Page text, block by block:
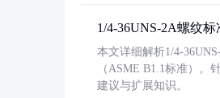
1/4-36UNS-2A螺纹
本文详细解析1/4-
（ASME B1.1标准）
建议与扩展知识。